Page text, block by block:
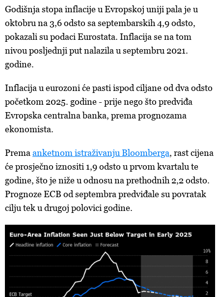
Godišnja stopa inflacije u Evropskoj uniji pala je u
oktobru na 3,6 odsto sa septembarskih 4,9 odsto,
pokazali su podaci Eurostata. Inflacija se na tom
nivou posljednji put nalazila u septembru 2021.
godine.
Inflacija u eurozoni će pasti ispod ciljane od dva odsto
početkom 2025. godine - prije nego što predviđa
Evropska centralna banka, prema prognozama
ekonomista.
Prema anketnom istraživanju Bloomberga, rast cijena
će prosječno iznositi 1,9 odsto u prvom kvartalu te
godine, što je niže u odnosu na prethodnih 2,2 odsto.
Prognoze ECB od septembra predviđale su povratak
cilju tek u drugoj polovici godine.